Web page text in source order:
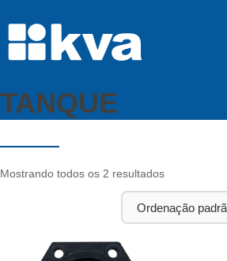
TANQUE
Mostrando todos os 2 resultados